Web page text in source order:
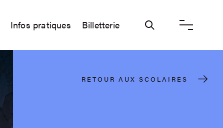
Infos pratiques Billetterie Ouvrir /
RETOUR AUX SCOLAIRES